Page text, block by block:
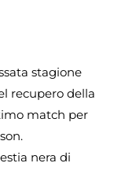
stagione
recupero della
match per
nera di